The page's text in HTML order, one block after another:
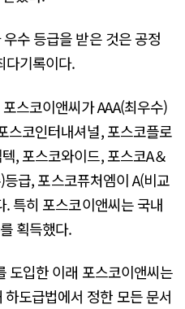
수 등급을 받은 것은 공정
다기록이다.
스코이앤씨가 AAA(최우수)
스코인터내셔널, 포스코플로
, 포스코와이드, 포스코A＆
급, 포스코퓨처엠이 A(비교
특히 포스코이앤씨는 국내
획득했다.
도입한 이래 포스코이앤씨는
도급법에서 정한 모든 문서